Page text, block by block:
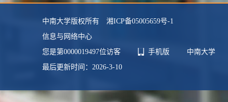
中南大学版权所有 湘ICP备05005659号-1
信息与网络中心
您是第0000019497位访客 手机版
中南大学
最后更新时间： 2026-3-10